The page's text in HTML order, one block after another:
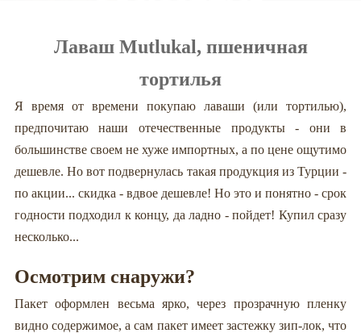
Лаваш Mutlukal, пшеничная
тортилья
Я время от времени покупаю лаваши (или тортилью),
предпочитаю наши отечественные продукты - они в
большинстве своем не хуже импортных, а по цене ощутимо
дешевле. Но вот подвернулась такая продукция из Турции -
по акции... скидка - вдвое дешевле! Но это и понятно - срок
годности подходил к концу, да ладно - пойдет! Купил сразу
несколько...
Осмотрим снаружи?
Пакет оформлен весьма ярко, через прозрачную пленку
видно содержимое, а сам пакет имеет застежку зип-лок, что